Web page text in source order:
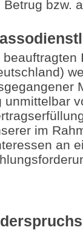
bzw.
im
an